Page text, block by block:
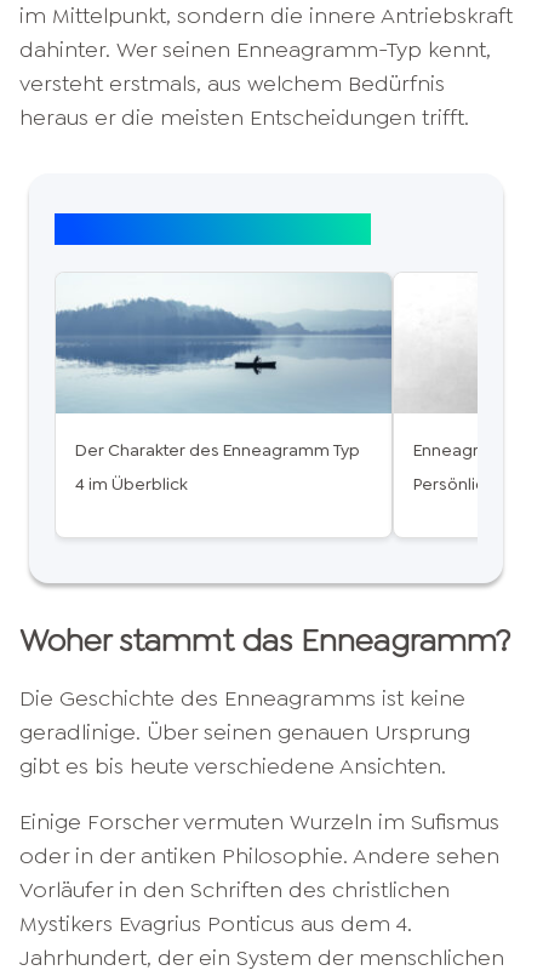
im Mittelpunkt, sondern die innere Antriebskraft
dahinter. Wer seinen Enneagramm-Typ kennt,
versteht erstmals, aus welchem Bedürfnis
heraus er die meisten Entscheidungen trifft.
Der Charakter des Enneagramm Typ
4 im Überblick
Enneagramm
Woher stammt das Enneagramm?
Die Geschichte des Enneagramms ist keine
geradlinige. Über seinen genauen Ursprung
gibt es bis heute verschiedene Ansichten.
Einige Forscher vermuten Wurzeln im Sufismus
oder in der antiken Philosophie. Andere sehen
Vorläufer in den Schriften des christlichen
Mystikers Evagrius Ponticus aus dem 4.
Jahrhundert, der ein System der menschlichen